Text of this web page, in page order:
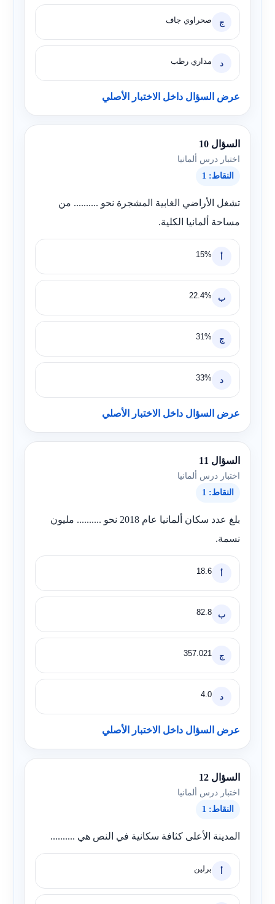
ج صحراوي جاف
د مداري رطب
عرض السؤال داخل الاختبار الأصلي
السؤال 10
اختبار درس ألمانيا
النقاط: 1
تشغل الأراضي الغابية المشجرة نحو .......... من
مساحة ألمانيا الكلية.
أ 15%
ب 22.4%
ج 31%
د 33%
عرض السؤال داخل الاختبار الأصلي
السؤال 11
اختبار درس ألمانيا
النقاط: 1
بلغ عدد سكان ألمانيا عام 2018 نحو .......... مليون
نسمة.
أ 18.6
ب 82.8
ج 357.021
د 4.0
عرض السؤال داخل الاختبار الأصلي
السؤال 12
اختبار درس ألمانيا
النقاط: 1
المدينة الأعلى كثافة سكانية في النص هي ..........
أ برلين